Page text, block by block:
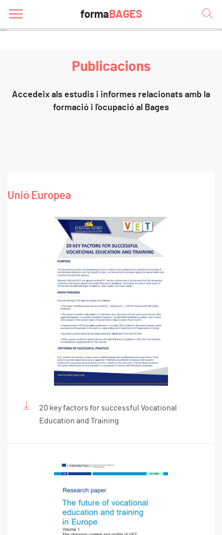
forma BAGES
Publicacions
Accedeix als estudis i informes relacionats amb la
formació i l’ocupació al Bages
Unió Europea
20 key factors for successful Vocational
Education and Training